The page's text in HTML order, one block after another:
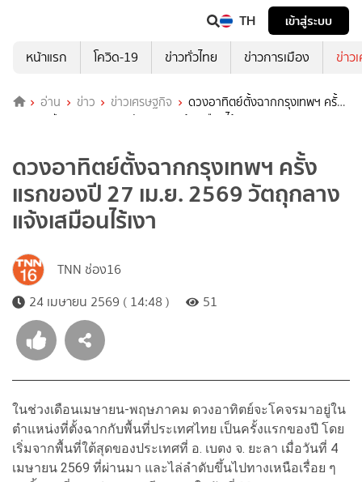
TH
เข้าสู่ระบบ
หน้าแรก
โควิด-19 ข่าวทั่วไทย ข่าวการเมือง ข่าว
อ่าน ข่าว ข่าวเศรษฐกิจ
ดวงอาทิตย์ตั้งฉากกรุงเทพฯ ครั้ง
แรกของปี 27 เม.ย. 2569 วัตถุกลางแจ้งเสมือนไร้เงา
ดวงอาทิตย์ตั้งฉากกรุงเทพฯ ครั้ง
แรกของปี 27 เม.ย. 2569 วัตถุกลาง
แจ้งเสมือนไร้เงา
TNN ช่อง16
24 เมษายน 2569 ( 14:48 )
51
ในช่วงเดือนเมษายน-พฤษภาคม ดวงอาทิตย์จะโคจรมาอยู่ใน
ตำแหน่งที่ตั้งฉากกับพื้นที่ประเทศไทย เป็นครั้งแรกของปี โดย
เริ่มจากพื้นที่ใต้สุดของประเทศที่ อ. เบตง จ. ยะลา เมื่อวันที่ 4
เมษายน 2569 ที่ผ่านมา และไล่ลำดับขึ้นไปทางเหนือเรื่อย ๆ